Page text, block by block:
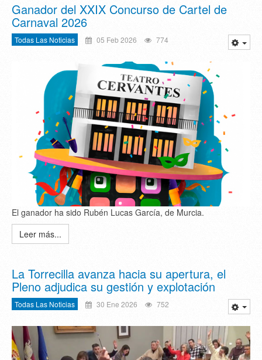
Ganador del XXIX Concurso de Cartel de
Carnaval 2026
Todas Las Noticias 05 Feb 2026 774
El ganador ha sido Rubén Lucas García, de Murcia.
Leer más...
La Torrecilla avanza hacia su apertura, el
Pleno adjudica su gestión y explotación
Todas Las Noticias 30 Ene 2026 752